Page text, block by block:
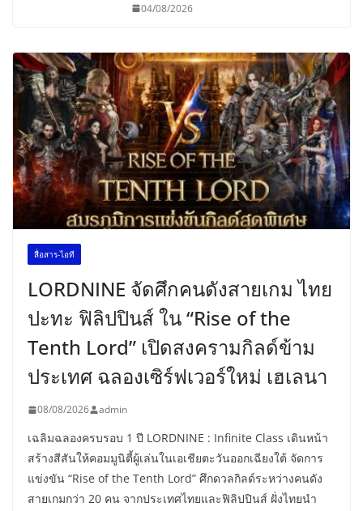
04/08/2026
สื่อสาร-ไอที
LORDNINE จัดศึกคนดังสายเกม ไทย
ปะทะ ฟิลิปปินส์ ใน “Rise of the
Tenth Lord” เปิดสงครามกิลด์ข้าม
ประเทศ ฉลองเซิร์ฟเวอร์ใหม่ เฮเลนา
08/08/2026 admin
เฉลิมฉลองครบรอบ 1 ปี LORDNINE : Infinite Class เดินหน้า
สร้างสีสันให้คอมมูนิตี้ผู้เล่นในเอเชียตะวันออกเฉียงใต้ จัดการ
แข่งขัน “Rise of the Tenth Lord” ศึกดวลกิลด์ระหว่างคนดัง
สายเกมกว่า 20 คน จากประเทศไทยและฟิลิปปินส์ ฝั่งไทยนำ